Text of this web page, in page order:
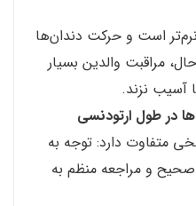
است و حرکت دندان‌ها
مراقبت والدین بسیار
آسیب نزند.
در طول ارتودنسی
متفاوت دارد: توجه به
و مراجعه منظم به